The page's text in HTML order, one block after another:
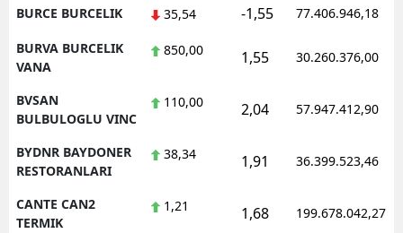
BURCE BURCELIK 35,54 -1,55 77.406.946,18
BURVA BURCELIK
VANA
850,00 1,55 30.260.376,00
BVSAN
BULBULOGLU VINC
110,00 2,04 57.947.412,90
BYDNR BAYDONER
RESTORANLARI
38,34 1,91 36.399.523,46
CANTE CAN2
TERMIK
1,21 1,68 199.678.042,27